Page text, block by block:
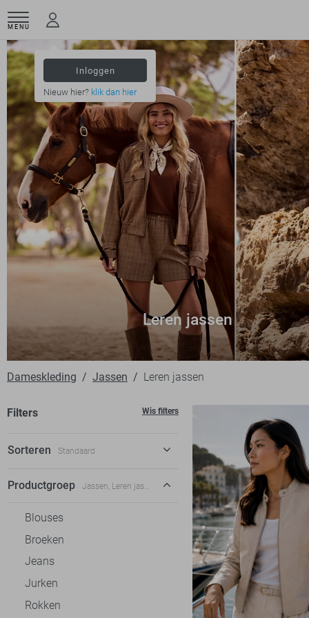
MENU
Inloggen
Nieuw hier? klik dan hier
Leren jassen
Dameskleding Jassen Leren jassen
Filters Wis filters
Sorteren Standaard
Standaard
Productgroep Jassen, Leren jassen
Blouses
Broeken
Jeans
Jurken
Rokken